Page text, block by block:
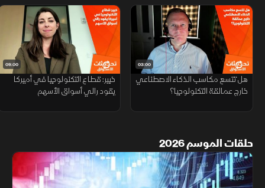
03:00
هل تتسع مكاسب الذكاء الاصطناعي
خارج عمالقة التكنولوجيا؟
09:00
خبير: قطاع التكنولوجيا في أميركا
يقود رالي أسواق الأسهم
حلقات الموسم 2026